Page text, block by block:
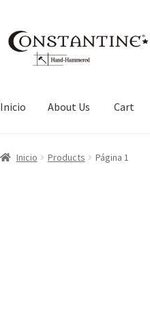
contenido
Inicio About Us Cart
Inicio About Us Cart Checkout
Inicio Products Página 1